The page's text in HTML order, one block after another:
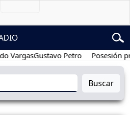
Gustavo Petro Posesión
Buscar